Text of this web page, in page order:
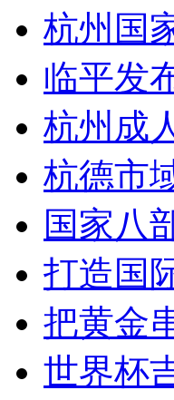
杭州国
临平发
杭州成
杭德市
国家八
打造国
把黄金
世界杯